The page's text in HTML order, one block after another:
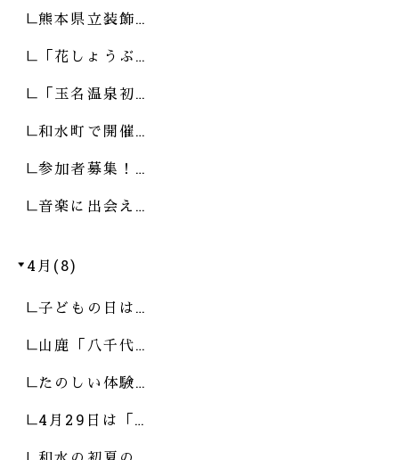
熊本県立装飾…
「花しょうぶ…
「玉名温泉初…
和水町で開催…
参加者募集！…
音楽に出会え…
4月(8)
子どもの日は…
山鹿「八千代…
たのしい体験…
4月29日は「…